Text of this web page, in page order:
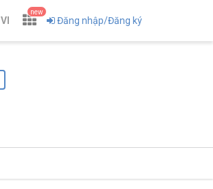
VI
new
Đăng nhập/Đăng ký